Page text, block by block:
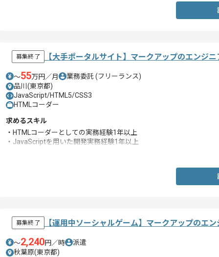
募集終了 【大手ポータルサイト】マークアップのエンジ
〜55万円／月 業務委託 (フリーランス)
品川(東京都)
JavaScript/HTML5/CSS3
HTMLコーダー
求めるスキル
・HTMLコーダーとしての実務経験1年以上
・JavaScriptを用いた開発実務経験1年以上
募集終了 【運用中ソーシャルゲーム】マークアップのエ
〜2,240円／時
派遣
秋葉原(東京都)